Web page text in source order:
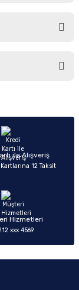
tarafımıza
ile Alışveriş
12 Taksit
Hizmetleri
xxx 4569